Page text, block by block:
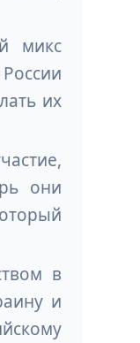
микс
их
они
в
и